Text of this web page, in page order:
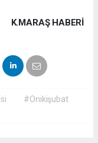
K.MARAŞ HABERİ
#Onikişubat